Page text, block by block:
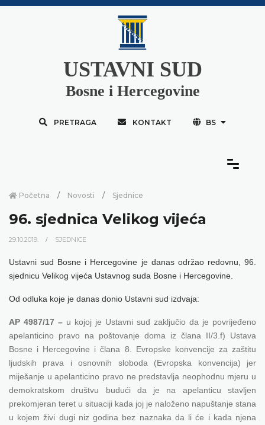
USTAVNI SUD
Bosne i Hercegovine
PRETRAGA KONTAKT BS
Početna Novosti Sjednice
96. sjednica Velikog vijeća
29.10.2019. SJEDNICE
Ustavni sud Bosne i Hercegovine je danas održao redovnu, 96.
sjednicu Velikog vijeća Ustavnog suda Bosne i Hercegovine.
Od odluka koje je danas donio Ustavni sud izdvaja:
AP 4987/17 – u kojoj je Ustavni sud zaključio da je povrijeđeno
apelanticino pravo na poštovanje doma iz člana II/3.f) Ustava
Bosne i Hercegovine i člana 8. Evropske konvencije za zaštitu
ljudskih prava i osnovnih sloboda (Evropska konvencija) jer
miješanje u apelanticino pravo ne predstavlja neophodnu mjeru u
demokratskom društvu budući da je na apelanticu stavljen
prekomjeran teret u situaciji kada joj je naloženo napuštanje stana
u kojem živi dugi niz godina bez naznaka da li će i kada njena